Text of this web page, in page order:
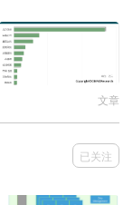
文章
已关注